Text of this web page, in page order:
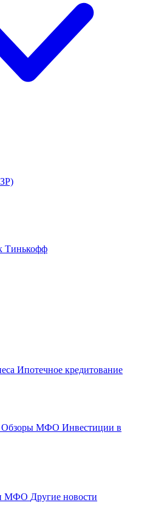
Тинькофф
Ипотечное кредитование
Обзоры МФО Инвестиции в
МФО Другие новости